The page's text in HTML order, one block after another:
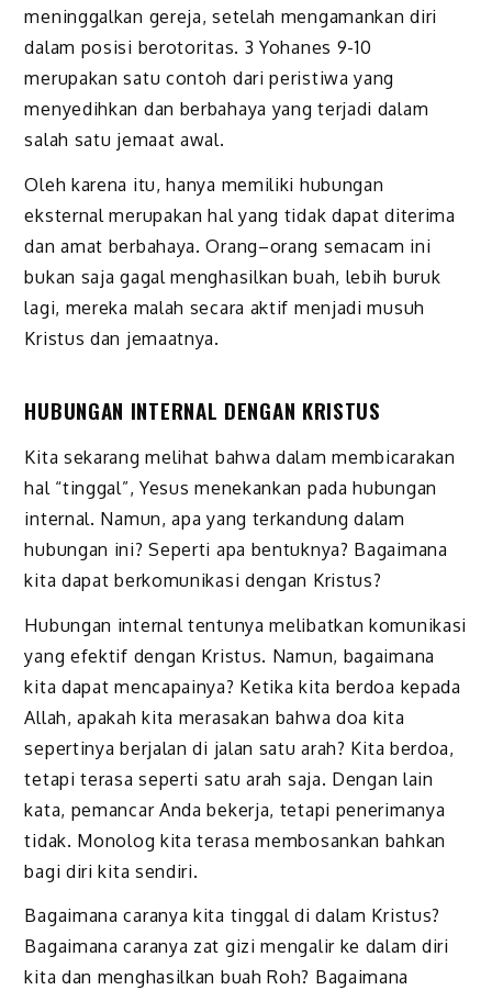
meninggalkan gereja, setelah mengamankan diri
dalam posisi berotoritas. 3 Yohanes 9-10
merupakan satu contoh dari peristiwa yang
menyedihkan dan berbahaya yang terjadi dalam
salah satu jemaat awal.
Oleh karena itu, hanya memiliki hubungan
eksternal merupakan hal yang tidak dapat diterima
dan amat berbahaya. Orang–orang semacam ini
bukan saja gagal menghasilkan buah, lebih buruk
lagi, mereka malah secara aktif menjadi musuh
Kristus dan jemaatnya.
HUBUNGAN INTERNAL DENGAN KRISTUS
Kita sekarang melihat bahwa dalam membicarakan
hal “tinggal”, Yesus menekankan pada hubungan
internal. Namun, apa yang terkandung dalam
hubungan ini? Seperti apa bentuknya? Bagaimana
kita dapat berkomunikasi dengan Kristus?
Hubungan internal tentunya melibatkan komunikasi
yang efektif dengan Kristus. Namun, bagaimana
kita dapat mencapainya? Ketika kita berdoa kepada
Allah, apakah kita merasakan bahwa doa kita
sepertinya berjalan di jalan satu arah? Kita berdoa,
tetapi terasa seperti satu arah saja. Dengan lain
kata, pemancar Anda bekerja, tetapi penerimanya
tidak. Monolog kita terasa membosankan bahkan
bagi diri kita sendiri.
Bagaimana caranya kita tinggal di dalam Kristus?
Bagaimana caranya zat gizi mengalir ke dalam diri
kita dan menghasilkan buah Roh? Bagaimana